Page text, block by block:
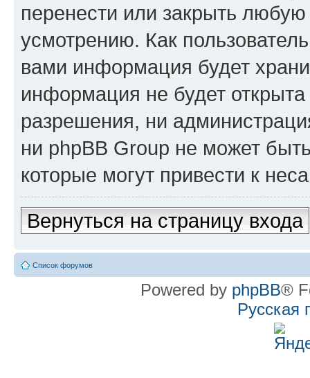
перенести или закрыть
усмотрению. Как
вами информация будет
информация не будет
разрешения, ни
ни phpBB Group не может
которые могут привести к
Вернуться на страницу входа
Список форумов
Powered by phpBB®
Русская